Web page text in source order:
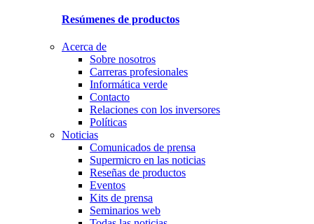
Resúmenes de productos
Acerca de
Sobre nosotros
Carreras profesionales
Informática verde
Contacto
Relaciones con los inversores
Políticas
Noticias
Comunicados de prensa
Supermicro en las noticias
Reseñas de productos
Eventos
Kits de prensa
Seminarios web